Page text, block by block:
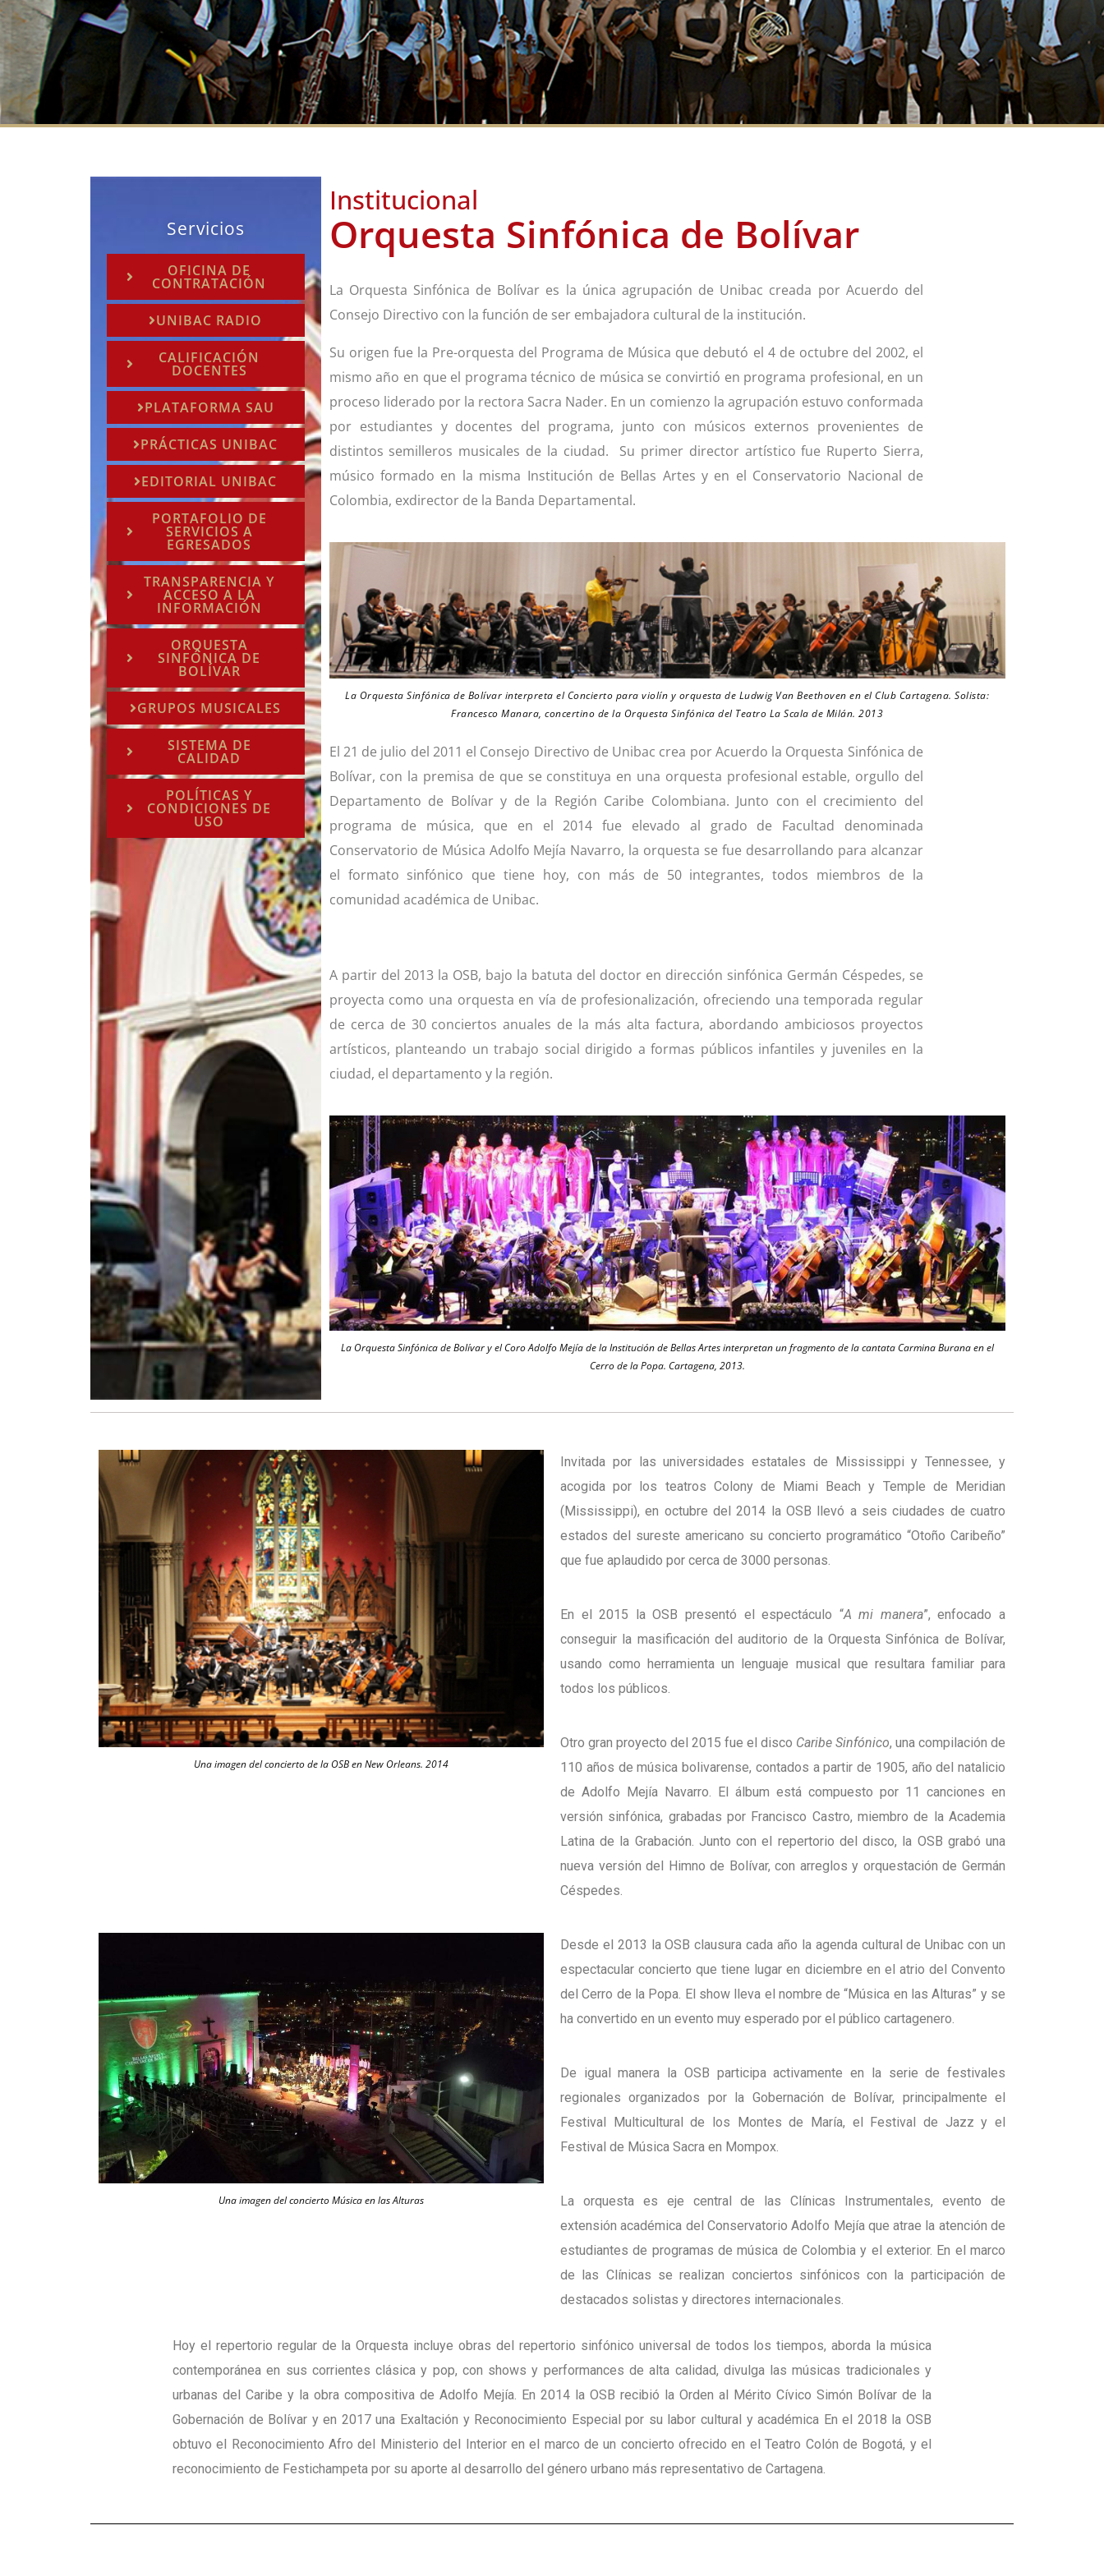
Servicios
OFICINA DE
CONTRATACIÓN
UNIBAC RADIO
CALIFICACIÓN
DOCENTES
PLATAFORMA SAU
PRÁCTICAS UNIBAC
EDITORIAL UNIBAC
PORTAFOLIO DE
SERVICIOS A
EGRESADOS
TRANSPARENCIA Y
ACCESO A LA
INFORMACIÓN
ORQUESTA
SINFÓNICA DE
BOLÍVAR
GRUPOS MUSICALES
SISTEMA DE
CALIDAD
POLÍTICAS Y
CONDICIONES DE
USO
Institucional
Orquesta Sinfónica de Bolívar
La Orquesta Sinfónica de Bolívar es la única agrupación de Unibac creada por Acuerdo del
Consejo Directivo con la función de ser embajadora cultural de la institución.
Su origen fue la Pre-orquesta del Programa de Música que debutó el 4 de octubre del 2002, el
mismo año en que el programa técnico de música se convirtió en programa profesional, en un
proceso liderado por la rectora Sacra Nader. En un comienzo la agrupación estuvo conformada
por estudiantes y docentes del programa, junto con músicos externos provenientes de
distintos semilleros musicales de la ciudad. Su primer director artístico fue Ruperto Sierra,
músico formado en la misma Institución de Bellas Artes y en el Conservatorio Nacional de
Colombia, exdirector de la Banda Departamental.
La Orquesta Sinfónica de Bolívar interpreta el Concierto para violín y orquesta de Ludwig Van Beethoven en el Club Cartagena. Solista:
Francesco Manara, concertino de la Orquesta Sinfónica del Teatro La Scala de Milán. 2013
El 21 de julio del 2011 el Consejo Directivo de Unibac crea por Acuerdo la Orquesta Sinfónica de
Bolívar, con la premisa de que se constituya en una orquesta profesional estable, orgullo del
Departamento de Bolívar y de la Región Caribe Colombiana. Junto con el crecimiento del
programa de música, que en el 2014 fue elevado al grado de Facultad denominada
Conservatorio de Música Adolfo Mejía Navarro, la orquesta se fue desarrollando para alcanzar
el formato sinfónico que tiene hoy, con más de 50 integrantes, todos miembros de la
comunidad académica de Unibac.
A partir del 2013 la OSB, bajo la batuta del doctor en dirección sinfónica Germán Céspedes, se
proyecta como una orquesta en vía de profesionalización, ofreciendo una temporada regular
de cerca de 30 conciertos anuales de la más alta factura, abordando ambiciosos proyectos
artísticos, planteando un trabajo social dirigido a formas públicos infantiles y juveniles en la
ciudad, el departamento y la región.
La Orquesta Sinfónica de Bolívar y el Coro Adolfo Mejía de la Institución de Bellas Artes interpretan un fragmento de la cantata Carmina Burana en el
Cerro de la Popa. Cartagena, 2013.
Una imagen del concierto de la OSB en New Orleans. 2014
Invitada por las universidades estatales de Mississippi y Tennessee, y
acogida por los teatros Colony de Miami Beach y Temple de Meridian
(Mississippi), en octubre del 2014 la OSB llevó a seis ciudades de cuatro
estados del sureste americano su concierto programático “Otoño Caribeño”
que fue aplaudido por cerca de 3000 personas.
En el 2015 la OSB presentó el espectáculo “A mi manera”, enfocado a
conseguir la masificación del auditorio de la Orquesta Sinfónica de Bolívar,
usando como herramienta un lenguaje musical que resultara familiar para
todos los públicos.
Otro gran proyecto del 2015 fue el disco Caribe Sinfónico, una compilación de
110 años de música bolivarense, contados a partir de 1905, año del natalicio
de Adolfo Mejía Navarro. El álbum está compuesto por 11 canciones en
versión sinfónica, grabadas por Francisco Castro, miembro de la Academia
Latina de la Grabación. Junto con el repertorio del disco, la OSB grabó una
nueva versión del Himno de Bolívar, con arreglos y orquestación de Germán
Céspedes.
Una imagen del concierto Música en las Alturas
Desde el 2013 la OSB clausura cada año la agenda cultural de Unibac con un
espectacular concierto que tiene lugar en diciembre en el atrio del Convento
del Cerro de la Popa. El show lleva el nombre de “Música en las Alturas” y se
ha convertido en un evento muy esperado por el público cartagenero.
De igual manera la OSB participa activamente en la serie de festivales
regionales organizados por la Gobernación de Bolívar, principalmente el
Festival Multicultural de los Montes de María, el Festival de Jazz y el
Festival de Música Sacra en Mompox.
La orquesta es eje central de las Clínicas Instrumentales, evento de
extensión académica del Conservatorio Adolfo Mejía que atrae la atención de
estudiantes de programas de música de Colombia y el exterior. En el marco
de las Clínicas se realizan conciertos sinfónicos con la participación de
destacados solistas y directores internacionales.
Hoy el repertorio regular de la Orquesta incluye obras del repertorio sinfónico universal de todos los tiempos, aborda la música
contemporánea en sus corrientes clásica y pop, con shows y performances de alta calidad, divulga las músicas tradicionales y
urbanas del Caribe y la obra compositiva de Adolfo Mejía. En 2014 la OSB recibió la Orden al Mérito Cívico Simón Bolívar de la
Gobernación de Bolívar y en 2017 una Exaltación y Reconocimiento Especial por su labor cultural y académica En el 2018 la OSB
obtuvo el Reconocimiento Afro del Ministerio del Interior en el marco de un concierto ofrecido en el Teatro Colón de Bogotá, y el
reconocimiento de Festichampeta por su aporte al desarrollo del género urbano más representativo de Cartagena.